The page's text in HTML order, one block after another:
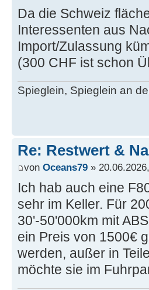
Da die Schweiz
Interessenten aus
Import/Zulassung
(300 CHF ist schon
Spieglein, Spieglein an
Re: Restwert &
von Oceans79 »
Ich hab auch eine
sehr im Keller. Für
30'-50'000km mit
ein Preis von 1500€
werden, außer in
möchte sie im